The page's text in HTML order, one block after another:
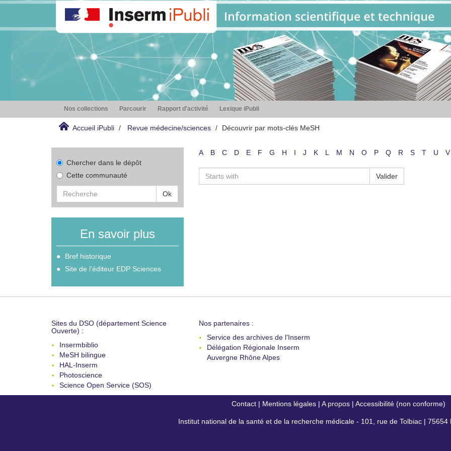
Nos collections Parcourir Rapport d'activité Lexique iPubli
Accueil iPubli Revue médecine/sciences Découvrir par mots-clés MeSH
Chercher dans le dépôt
Cette communauté
Ok
En savoir plus
Bref historique
Site de l'éditeur EDP Sciences
A B C D E F G H I J K L M N O P Q R S T U V
Valider
Sites du DSO (département Science
Ouverte) :
Insermbiblio
MeSH bilingue
HAL-Inserm
Photoscience
Science Open Service (SOS)
Nos partenaires :
Service des archives de l'Inserm
Délégation Régionale Inserm
Auvergne Rhône Alpes
Contact| Mentions légales| A propos| Accessibilité (non conforme)
Institut national de la santé et de la recherche médicale - 101, rue de Tolbiac | 75654